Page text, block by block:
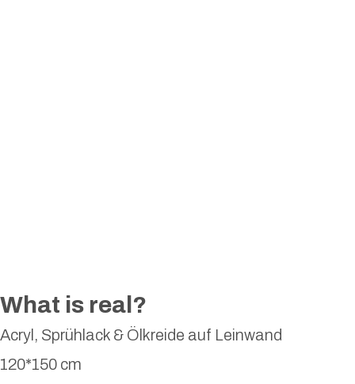
What is real?
Acryl, Sprühlack & Ölkreide auf Leinwand
120*150 cm